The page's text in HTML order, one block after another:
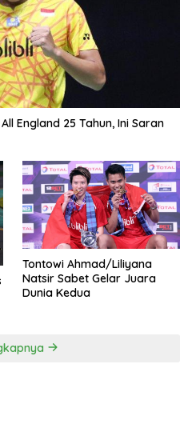
England 25 Tahun, Ini Saran
Tontowi Ahmad/Liliyana
Natsir Sabet Gelar Juara
Dunia Kedua